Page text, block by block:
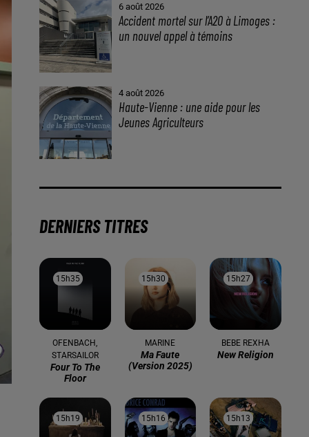
6 août 2026
Accident mortel sur l’A20 à Limoges :
un nouvel appel à témoins
4 août 2026
Haute-Vienne : une aide pour les
Jeunes Agriculteurs
DERNIERS TITRES
15h35
15h35
OFENBACH,
STARSAILOR
Four To The
Floor
15h30
15h30
MARINE
Ma Faute
(version 2025)
15h27
15h27
BEBE REXHA
New Religion
15h19
15h19 15h16
15h16 15h13
15h13